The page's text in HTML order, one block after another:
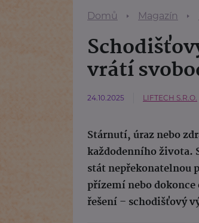
Domů Magazín
vrátí
24.10.2025 LIFTECH S.R.O.
Stárnutí, úraz nebo
každodenního života.
stát nepřekonatelnou
přízemí nebo
řešení – schodišťový